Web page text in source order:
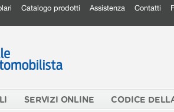
Catalogo prodotti Assistenza Contatti
SERVIZI ONLINE CODICE